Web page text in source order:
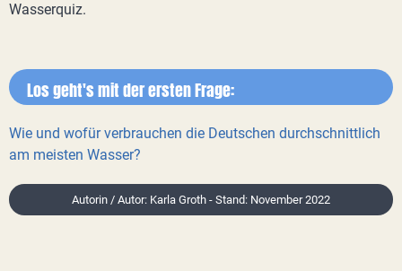
Wasserquiz.
Los geht's mit der ersten Frage:
Wie und wofür verbrauchen die Deutschen durchschnittlich
am meisten Wasser?
Autorin / Autor: Karla Groth - Stand: November 2022